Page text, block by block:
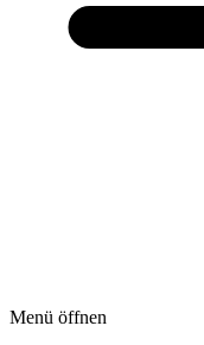
Menü öffnen